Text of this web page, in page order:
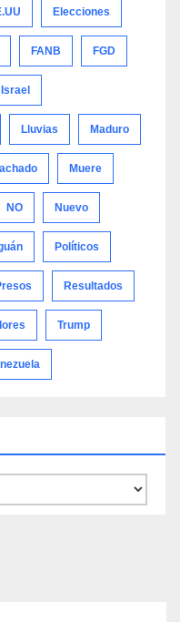
Elecciones
FANB FGD
Israel
Lluvias Maduro
Muere
NO Nuevo
Políticos
Resultados
Trump